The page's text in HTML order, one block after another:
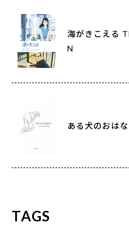
海がきこえる
N
ある犬のおは
TAGS